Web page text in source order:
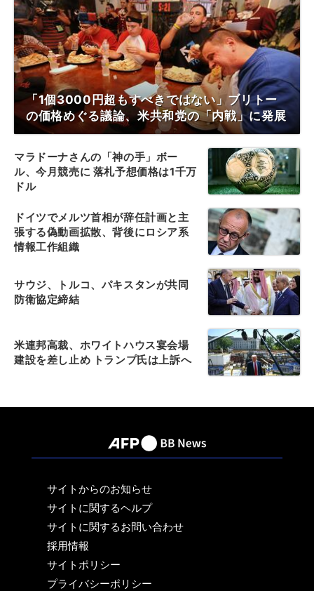
「1個3000円超もすべきではない」ブリトー
の価格めぐる議論、米共和党の「内戦」に発展
マラドーナさんの「神の手」ボー
ル、今月競売に 落札予想価格は1千万
ドル
ドイツでメルツ首相が辞任計画と主
張する偽動画拡散、背後にロシア系
情報工作組織
サウジ、トルコ、パキスタンが共同
防衛協定締結
米連邦高裁、ホワイトハウス宴会場
建設を差し止め トランプ氏は上訴へ
サイトからのお知らせ
サイトに関するヘルプ
サイトに関するお問い合わせ
採用情報
サイトポリシー
プライバシーポリシー